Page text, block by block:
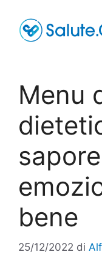
contenuto
Menu
bene
25/12/2022 di